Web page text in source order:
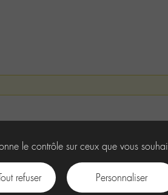
le contrôle sur ceux que vous
refuser Personnaliser